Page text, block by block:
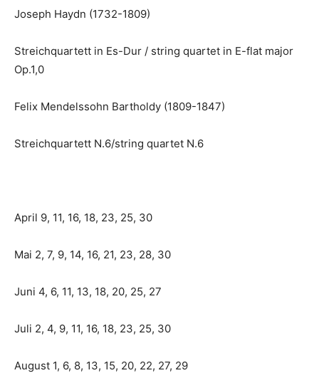
Joseph Haydn (1732-1809)
Streichquartett in Es-Dur / string quartet in E-flat major
Op.1,0
Felix Mendelssohn Bartholdy (1809-1847)
Streichquartett N.6/string quartet N.6
April 9, 11, 16, 18, 23, 25, 30
Mai 2, 7, 9, 14, 16, 21, 23, 28, 30
Juni 4, 6, 11, 13, 18, 20, 25, 27
Juli 2, 4, 9, 11, 16, 18, 23, 25, 30
August 1, 6, 8, 13, 15, 20, 22, 27, 29